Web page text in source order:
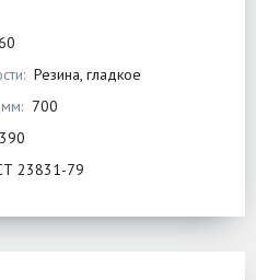
Резина, гладкое
700
390
23831-79